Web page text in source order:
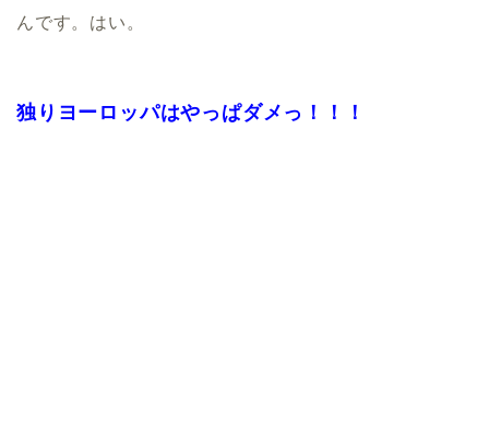
んです。はい。
独りヨーロッパはやっぱダメっ！！！